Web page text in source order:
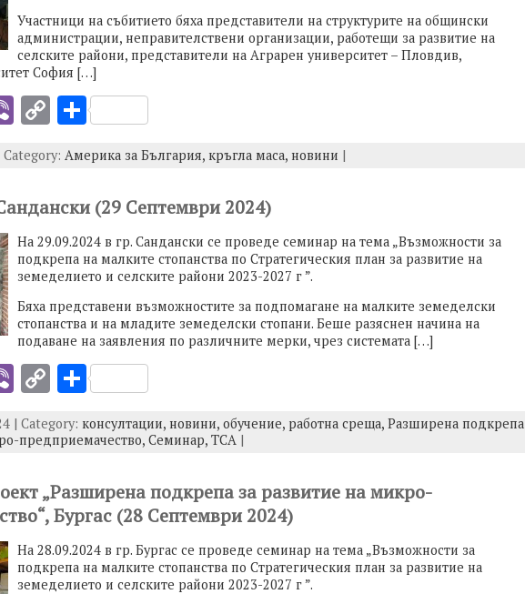
Участници на събитието бяха представители на структурите на общински
администрации, неправителствени организации, работещи за развитие на
селските райони, представители на Аграрен университет – Пловдив,
София […]
Vi
er
C
p
y
Li
n
k
S
ar
e
Category:Америка за България, кръгла маса,новини |
(29 Септември 2024)
На 29.09.2024 в гр. Сандански се проведе семинар на тема „Възможности за
подкрепа на малките стопанства по Стратегическия план за развитие на
земеделието и селските райони 2023-2027 г ”.
Бяха представени възможностите за подпомагане на малките земеделски
стопанства и на младите земеделски стопани. Беше разяснен начина на
подаване на заявления по различните мерки, чрез системата […]
Vi
er
C
p
Li
n
k
S
ar
| Category: консултации,новини,обучение, работна среща,Разширена подкрепа
предприемачество,Семинар,ТСА |
„Разширена подкрепа за развитие на микро-
Бургас (28 Септември 2024)
На 28.09.2024 в гр. Бургас се проведе семинар на тема „Възможности за
подкрепа на малките стопанства по Стратегическия план за развитие на
земеделието и селските райони 2023-2027 г ”.